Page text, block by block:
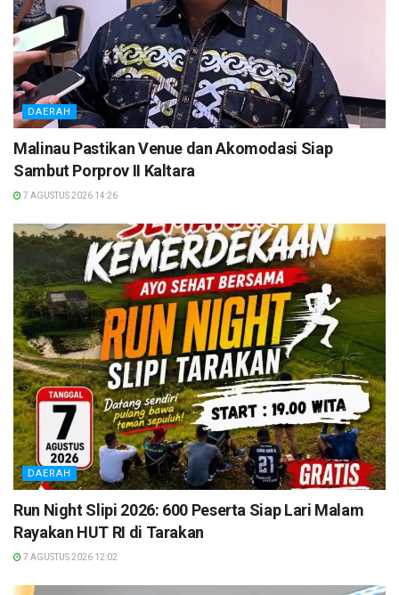
DAERAH
Malinau Pastikan Venue dan Akomodasi Siap
Sambut Porprov II Kaltara
7 AGUSTUS 2026 14:26
DAERAH
Run Night Slipi 2026: 600 Peserta Siap Lari Malam
Rayakan HUT RI di Tarakan
7 AGUSTUS 2026 12:02